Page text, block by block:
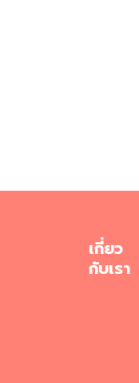
เกี่ยว
กับเรา